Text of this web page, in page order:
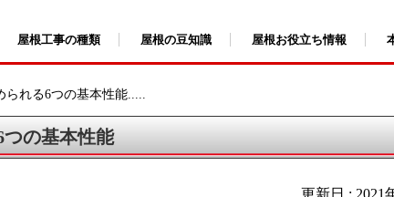
屋根工事の種類 屋根の豆知識 屋根お役立ち情報
られる6つの基本性能.....
の基本性能